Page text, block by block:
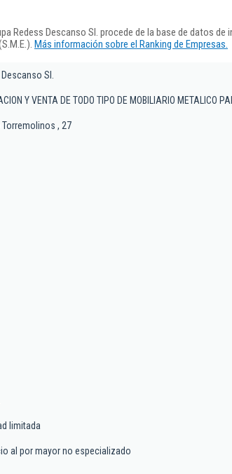
Redess Descanso Sl. procede de la base de datos de
Más información sobre el Ranking de Empresas.
Sl.
Y VENTA DE TODO TIPO DE MOBILIARIO METALICO
, 27
limitada
al por mayor no especializado